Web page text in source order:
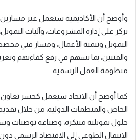
وأوضح أن الأكاديمية ستعمل عبر
يركز على إدارة المشروعات، وآليات
التمويل وتنمية الأعمال، ومسار فني
والفنيين، بما يسهم في رفع كفاءتهم
منظومة العمل الرسمية.
كما أوضح أن الاتحاد سيعمل كجسر تعاون
الخاص والمنظمات الدولية، من خلال
حلول تمويلية مبتكرة، وصياغة توصيات
الانتقال الطوعي إلى الاقتصاد الرسمي